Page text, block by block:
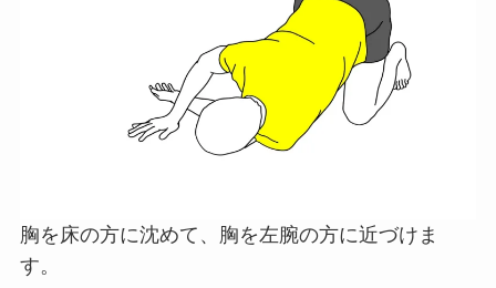
胸を床の方に沈めて、胸を左腕の方に近づけま
す。